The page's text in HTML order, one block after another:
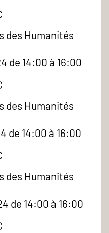
des Humanités
de 14:00 à 16:00
des Humanités
de 14:00 à 16:00
des Humanités
de 14:00 à 16:00